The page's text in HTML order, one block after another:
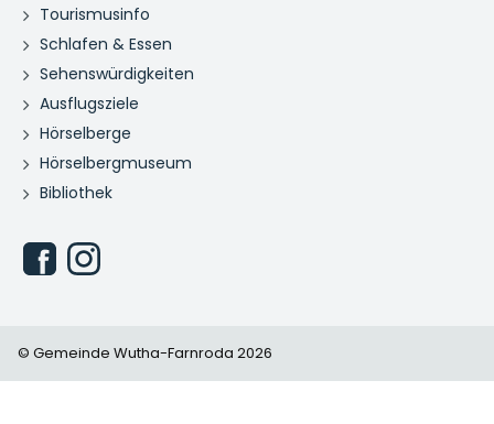
Tourismusinfo
Schlafen & Essen
Sehenswürdigkeiten
Ausflugsziele
Hörselberge
Hörselbergmuseum
Bibliothek
© Gemeinde Wutha-Farnroda 2026